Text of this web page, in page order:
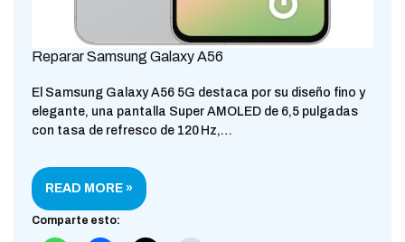
Reparar Samsung Galaxy A56
El Samsung Galaxy A56 5G destaca por su diseño fino y
elegante, una pantalla Super AMOLED de 6,5 pulgadas
con tasa de refresco de 120 Hz,…
READ MORE »
Comparte esto: